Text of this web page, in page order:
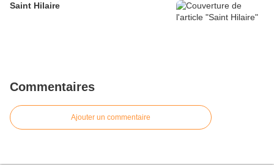
Saint Hilaire
Commentaires
Ajouter un commentaire